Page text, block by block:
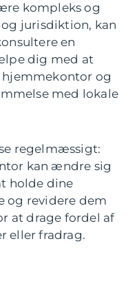
kompleks og
jurisdiktion, kan
en
dig med at
og
med lokale
regelmæssigt:
kan ændre sig
holde dine
og revidere dem
at drage fordel af
eller fradrag.